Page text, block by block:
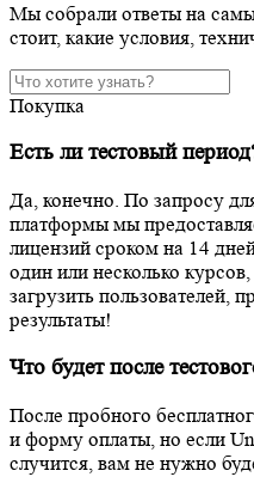
Мы собрали ответы на
стоит, какие условия,
Покупка
Есть ли тестовый
Да, конечно. По запросу
платформы мы
лицензий сроком на 14
один или несколько
загрузить пользователей,
результаты!
Что будет после
После пробного
и форму оплаты, но если
случится, вам не нужно